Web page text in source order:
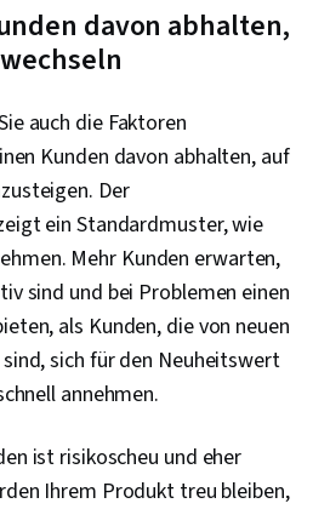
davon abhalten,
auch die Faktoren
Kunden davon abhalten, auf
Der
ein Standardmuster, wie
Mehr Kunden erwarten,
sind und bei Problemen einen
als Kunden, die von neuen
sich für den Neuheitswert
annehmen.
ist risikoscheu und eher
Ihrem Produkt treu bleiben,